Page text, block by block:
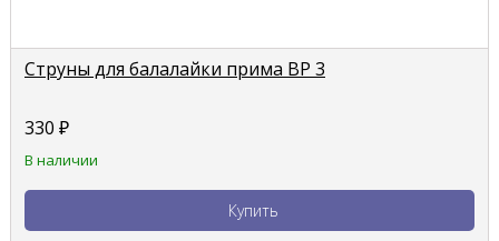
Струны для балалайки прима BP 3
330 ₽
В наличии
Купить